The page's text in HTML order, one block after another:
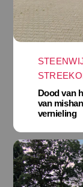
Dood van
van
vernieling